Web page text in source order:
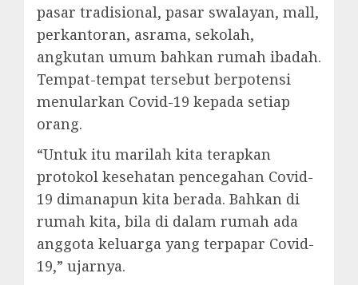
pasar tradisional, pasar swalayan, mall,
perkantoran, asrama, sekolah,
angkutan umum bahkan rumah ibadah.
Tempat-tempat tersebut berpotensi
menularkan Covid-19 kepada setiap
orang.
“Untuk itu marilah kita terapkan
protokol kesehatan pencegahan Covid-
19 dimanapun kita berada. Bahkan di
rumah kita, bila di dalam rumah ada
anggota keluarga yang terpapar Covid-
19,” ujarnya.